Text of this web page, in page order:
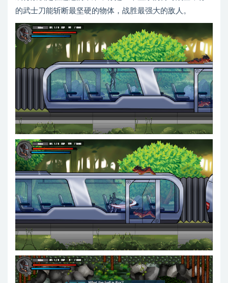
的武士刀能斩断最坚硬的物体，战胜最强大的敌人。